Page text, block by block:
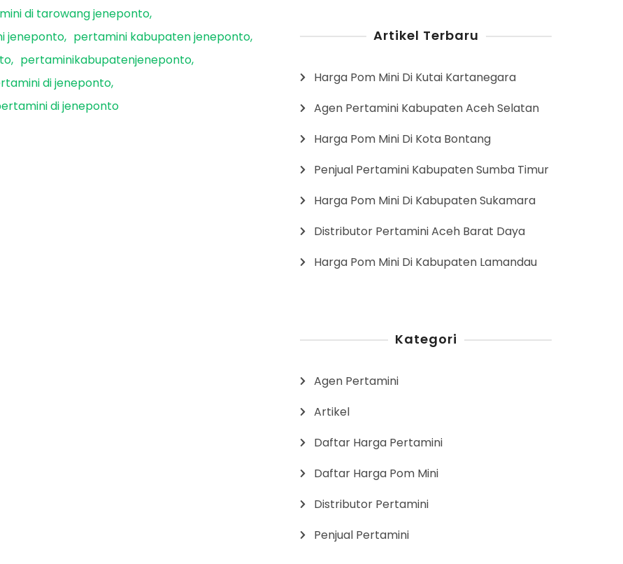
di tarowang jeneponto
jeneponto
pertamini kabupaten jeneponto
pertaminikabupatenjeneponto
di jeneponto
di jeneponto
Artikel Terbaru
Harga Pom Mini Di Kutai Kartanegara
Agen Pertamini Kabupaten Aceh Selatan
Harga Pom Mini Di Kota Bontang
Penjual Pertamini Kabupaten Sumba Timur
Harga Pom Mini Di Kabupaten Sukamara
Distributor Pertamini Aceh Barat Daya
Harga Pom Mini Di Kabupaten Lamandau
Kategori
Agen Pertamini
Artikel
Daftar Harga Pertamini
Daftar Harga Pom Mini
Distributor Pertamini
Penjual Pertamini